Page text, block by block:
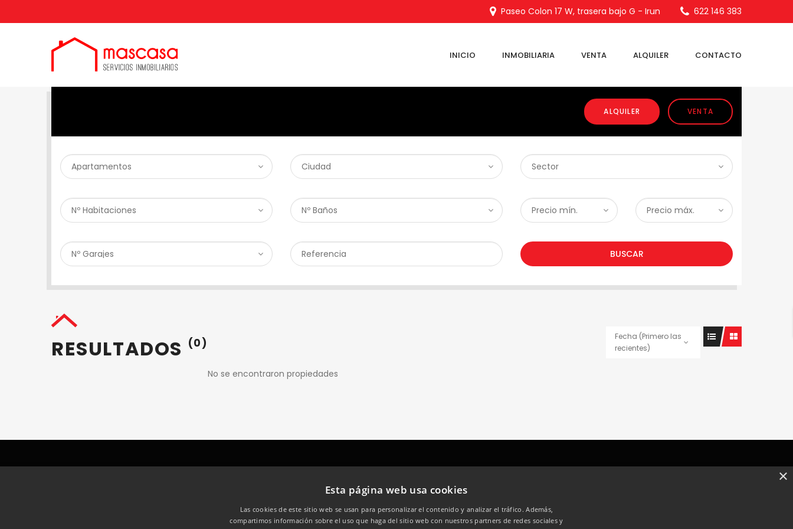
Paseo Colon 17 W, trasera bajo G - Irun 622 146 383
INICIO INMOBILIARIA VENTA ALQUILER CONTACTO
ALQUILER VENTA
BUSCAR
RESULTADOS (0)
Fecha (Primero las
recientes)
No se encontraron propiedades
MAPA DEL SITIO
Inicio
PROPIEDADES EN VENTA
Casas
Esta página web usa cookies
Las cookies de este sitio web se usan para personalizar el contenido y analizar el tráfico. Además,
compartimos información sobre el uso que haga del sitio web con nuestros partners de redes sociales y
×